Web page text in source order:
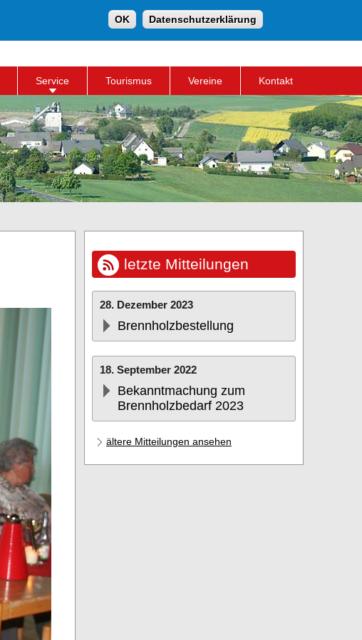
OK Datenschutzerklärung
Suchformular
Service Tourismus Vereine Kontakt
letzte Mitteilungen
28. Dezember 2023
Brennholzbestellung
18. September 2022
Bekanntmachung zum
Brennholzbedarf 2023
ältere Mitteilungen ansehen